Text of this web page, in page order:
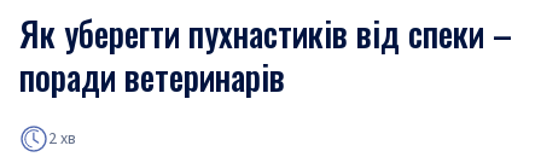
Як уберегти пухнастиків від спеки –
поради ветеринарів
2 хв